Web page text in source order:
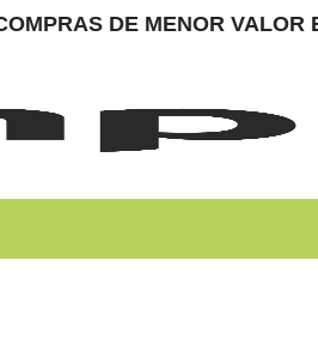
DE MENOR VALOR